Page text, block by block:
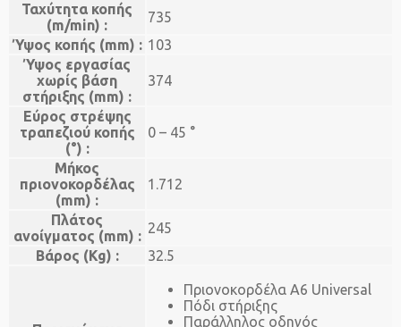
Ταχύτητα κοπής
(m/min) :
735
Ύψος κοπής (mm) : 103
Ύψος εργασίας
χωρίς βάση
στήριξης (mm) :
374
Εύρος στρέψης
τραπεζιού κοπής
(°) :
0 – 45 °
Μήκος
πριονοκορδέλας
(mm) :
1.712
Πλάτος
ανοίγματος (mm) : 245
Bάρος (Kg) :
32.5
Πριονοκορδέλα Α6 Universal
Πόδι στήριξης
Παράλληλος οδηγός